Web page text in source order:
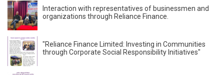
Interaction with representatives of businessmen and
organizations through Reliance Finance.
"Reliance Finance Limited: Investing in Communities
through Corporate Social Responsibility Initiatives"